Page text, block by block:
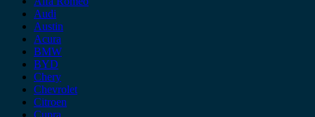
Audi
Austin
Acura
BMW
BYD
Chery
Chevrolet
Citroen
Cupra